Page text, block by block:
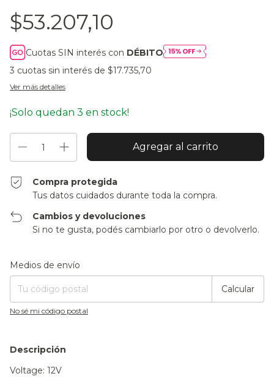
$53.207,10
Cuotas SIN interés con DÉBITO
3 cuotas sin interés de $17.735,70
Ver más detalles
¡Solo quedan 3 en stock!
Compra protegida
Tus datos cuidados durante toda la compra.
Cambios y devoluciones
Si no te gusta, podés cambiarlo por otro o devolverlo.
Entregas para el CP:
Medios de envío
Calcular
No sé mi código postal
Descripción
Voltage: 12V